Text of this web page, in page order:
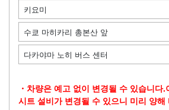
키요미
수쿄 마히카리 총본산 앞
다카야마 노히 버스 센터
・차량은 예고 없이 변경될 수 있습니다
시트 설비가 변경될 수 있으니 미리 양해